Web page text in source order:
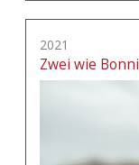
2021
Zwei wie